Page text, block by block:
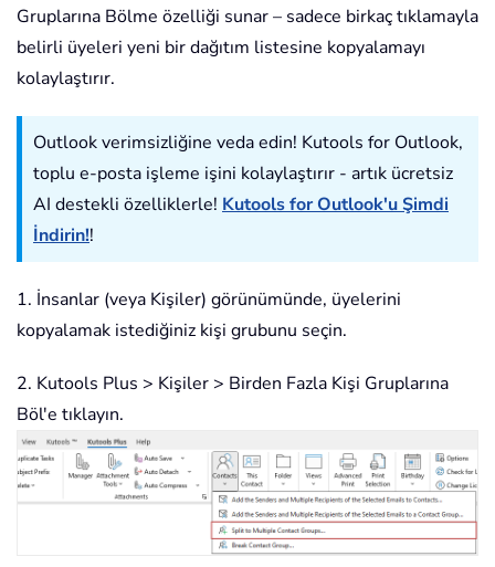
Gruplarına Bölme özelliği sunar – sadece birkaç tıklamayla
belirli üyeleri yeni bir dağıtım listesine kopyalamayı
kolaylaştırır.
Outlook verimsizliğine veda edin! Kutools for Outlook,
toplu e-posta işleme işini kolaylaştırır - artık ücretsiz
AI destekli özelliklerle! Kutools for Outlook'u Şimdi
İndirin!!
1. İnsanlar (veya Kişiler) görünümünde, üyelerini
kopyalamak istediğiniz kişi grubunu seçin.
2. Kutools Plus > Kişiler > Birden Fazla Kişi Gruplarına
Böl'e tıklayın.